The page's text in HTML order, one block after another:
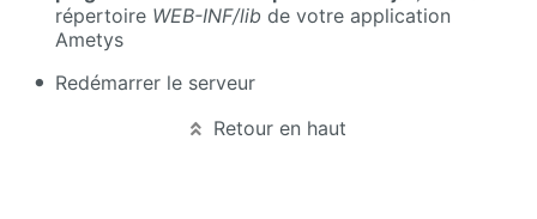
BPM
répertoire WEB-INF/lib de votre application
Ametys
Redémarrer le serveur
Retour en haut